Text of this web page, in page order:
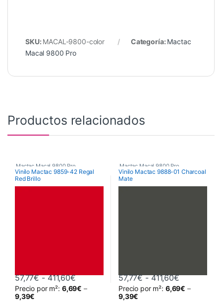
SKU: MACAL-9800-color Categoría: Mactac
Macal 9800 Pro
Productos relacionados
Mactac Macal 9800 Pro
Poliméricos
Vinilo Mactac 9859-42 Regal
Red Brillo
57,77€ - 411,60€Rango de precios: desde 57,77€ hasta
Precio por m²: 6,69€ –
9,39€
Este producto tiene múltiples variantes. Las opciones se
Mactac Macal 9800 Pro
Poliméricos
Vinilo Mactac 9888-01 Charcoal
Mate
57,77€ - 411,60€Rango de
Precio por m²: 6,69€ –
9,39€
Este producto tiene múltiples